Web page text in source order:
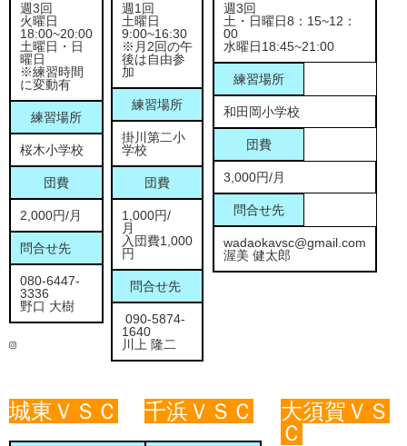
週3回
火曜日
18:00~20:00
土曜日・日
曜日
※練習時間
に変動有
練習場所
桜木小学校
団費
2,000円/月
問合せ先
080-6447-
3336
野口 大樹
週1回
土曜日
9:00~16:30
※月2回の午
後は自由参
加
練習場所
掛川第二小
学校
団費
1,000円/
月
入団費1,000
円
問合せ先
090-5874-
1640
川上 隆二
週3回
土・日曜日8：15~12：
00
水曜日18:45~21:00
練習場所
和田岡小学校
団費
3,000円/月
問合せ先
wadaokavsc@gmail.com
渥美 健太郎
城東ＶＳＣ 千浜ＶＳＣ
大須賀ＶＳ
Ｃ